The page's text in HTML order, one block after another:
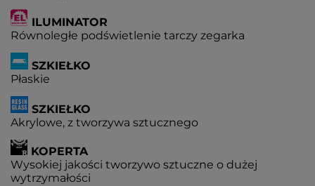
ILUMINATOR
Równoległe podświetlenie tarczy zegarka
SZKIEŁKO
Płaskie
SZKIEŁKO
Akrylowe, z tworzywa sztucznego
KOPERTA
Wysokiej jakości tworzywo sztuczne o dużej
wytrzymałości